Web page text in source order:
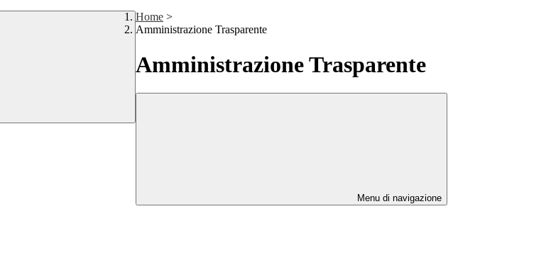
Home >
Amministrazione Trasparente
Amministrazione Trasparente
Menu di navigazione